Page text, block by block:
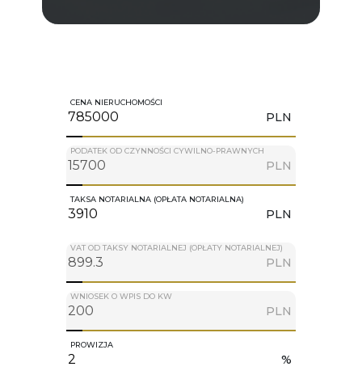
CENA NIERUCHOMOŚCI
PLN
PODATEK OD CZYNNOŚCI CYWILNO-PRAWNYCH
PLN
TAKSA NOTARIALNA (OPŁATA NOTARIALNA)
PLN
VAT OD TAKSY NOTARIALNEJ (OPŁATY NOTARIALNEJ)
PLN
WNIOSEK O WPIS DO KW
PLN
PROWIZJA
%